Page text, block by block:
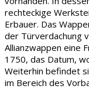
rechteckige
Erbauer. Das
der Türverdachung
Allianzwappen eine
1750, das Datum,
Weiterhin befindet
im Bereich des